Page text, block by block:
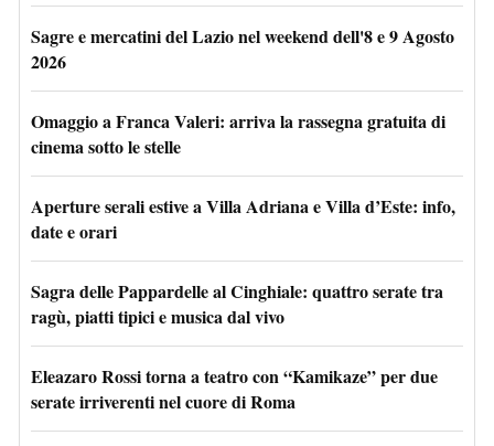
Sagre e mercatini del Lazio nel weekend dell'8 e 9 Agosto
2026
Omaggio a Franca Valeri: arriva la rassegna gratuita di
cinema sotto le stelle
Aperture serali estive a Villa Adriana e Villa d’Este: info,
date e orari
Sagra delle Pappardelle al Cinghiale: quattro serate tra
ragù, piatti tipici e musica dal vivo
Eleazaro Rossi torna a teatro con “Kamikaze” per due
serate irriverenti nel cuore di Roma